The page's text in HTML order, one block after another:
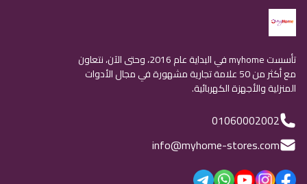
تأسست myhome في البداية عام 2016، وحتى الآن، نتعاون
مع أكثر من 50 علامة تجارية مشهورة في مجال الأدوات
المنزلية والأجهزة الكهربائية.
01060002002
info@myhome-stores.com